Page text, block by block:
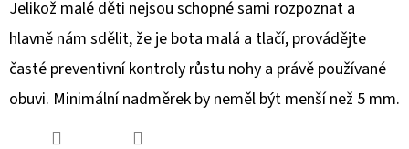
Jelikož malé děti nejsou schopné sami rozpoznat a
hlavně nám sdělit, že je bota malá a tlačí, provádějte
časté preventivní kontroly růstu nohy a právě používané
obuvi. Minimální nadměrek by neměl být menší než 5 mm.